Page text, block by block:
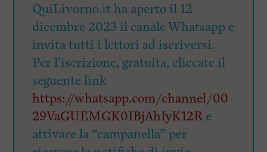
QuiLivorno.it ha aperto il 12
dicembre 2023 il canale Whatsapp e
invita tutti i lettori ad iscriversi.
Per l’iscrizione, gratuita, cliccate il
seguente link
https://whatsapp.com/channel/00
29VaGUEMGK0IBjAhIyK12Re
attivare la “campanella” per